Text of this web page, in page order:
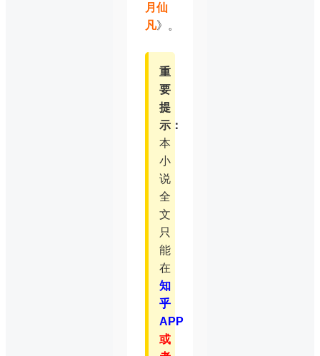
月仙
凡》。
重
要
提
示：
本
小
说
全
文
只
能
在
知
乎
APP
或